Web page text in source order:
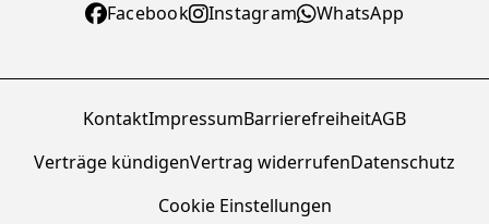
Facebook Instagram WhatsApp
KontaktImpressumBarrierefreiheitAGB
Verträge kündigenVertrag widerrufenDatenschutz
Cookie Einstellungen